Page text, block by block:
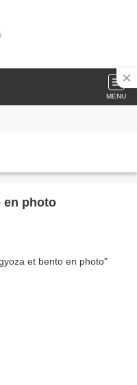
MENU
en photo